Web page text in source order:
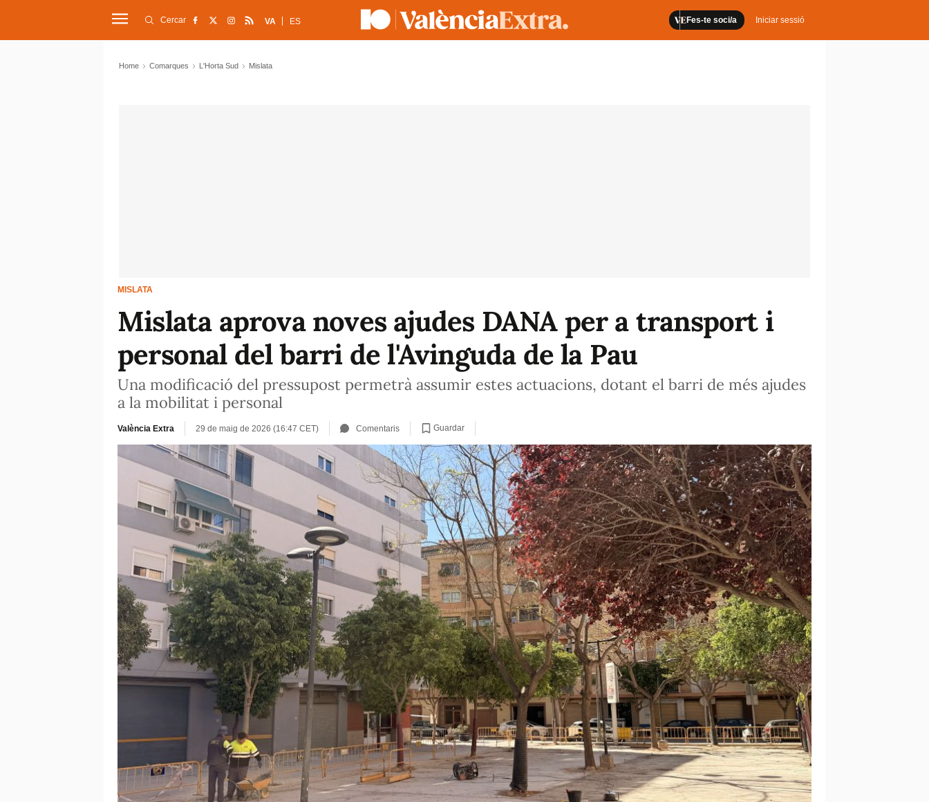
Fes-te soci/a Iniciar sessió
Cercar VA ES
Home Comarques L'Horta Sud Mislata
MISLATA
Mislata aprova noves ajudes DANA per a transport i
personal del barri de l'Avinguda de la Pau
Una modificació del pressupost permetrà assumir estes actuacions, dotant el barri de més ajudes
a la mobilitat i personal
València Extra 29 de maig de 2026 (16:47 CET) Comentaris Guardar